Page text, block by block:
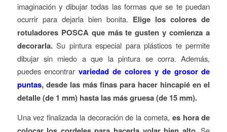
imaginación y dibujar todas las formas que se te puedan
ocurrir para dejarla bien bonita. Elige los colores de
rotuladores POSCA que más te gusten y comienza a
decorarla.Su pintura especial para plásticos te permite
dibujar sin miedo a que la pintura se corra. Además,
puedes encontrarvariedad de colores y de grosor de
puntas, desde las más finas para hacer hincapié en el
detalle (de 1 mm) hasta las más gruesa (de 15 mm).
Una vez finalizada la decoración de la cometa, es hora de